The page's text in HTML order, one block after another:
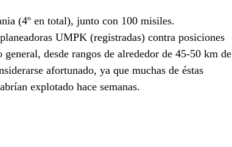
(4º en total), junto con 100 misiles.
UMPK (registradas) contra posiciones
desde rangos de alrededor de 45-50 km de
afortunado, ya que muchas de éstas
explotado hace semanas.